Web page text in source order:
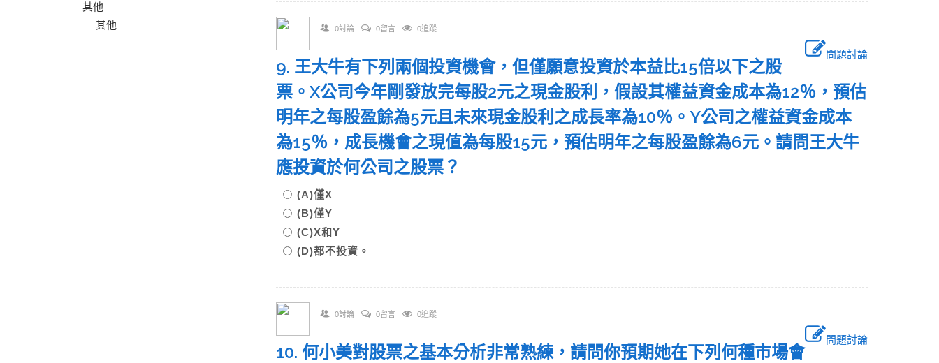
其他
其他
0討論 0留言 0追蹤
問題討論
9. 王大牛有下列兩個投資機會，但僅願意投資於本益比15倍以下之股
票。X公司今年剛發放完每股2元之現金股利，假設其權益資金成本為12％，預估
明年之每股盈餘為5元且未來現金股利之成長率為10％。Y公司之權益資金成本
為15％，成長機會之現值為每股15元，預估明年之每股盈餘為6元。請問王大牛
應投資於何公司之股票？
(A)僅X
(B)僅Y
(C)X和Y
(D)都不投資。
0討論 0留言 0追蹤
問題討論
10. 何小美對股票之基本分析非常熟練，請問你預期她在下列何種市場會